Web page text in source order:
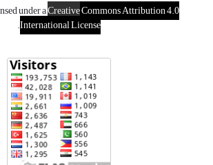
under aCreativeCommons Attribution 4.0
International License
.